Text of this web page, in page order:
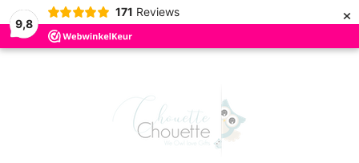
9,8
171 Reviews ×